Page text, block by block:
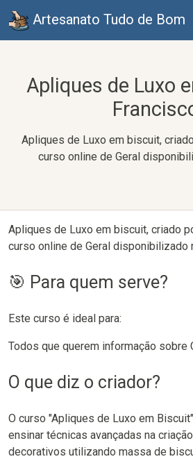
Artesanato Tudo de Bom
Apliques de Luxo
Apliques de Luxo em biscuit,
curso online de Geral
Apliques de Luxo em biscuit, criado
curso online de Geral disponibilizado
🎯 Para quem serve?
Este curso é ideal para:
Todos que querem informação sobre
O que diz o criador?
O curso "Apliques de Luxo em
ensinar técnicas avançadas na
decorativos utilizando massa de